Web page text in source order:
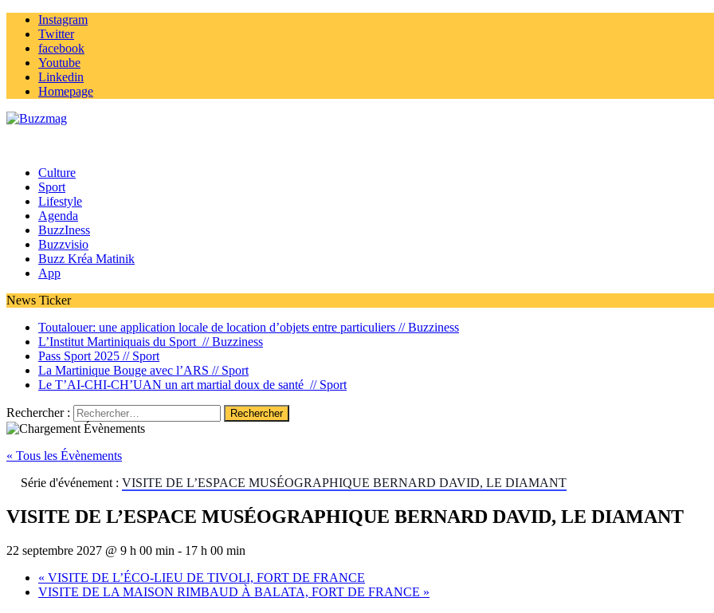
Instagram
Twitter
facebook
Youtube
Linkedin
Homepage
Culture
Sport
Lifestyle
Agenda
BuzzIness
Buzzvisio
Buzz Kréa Matinik
App
News Ticker
Toutalouer: une application locale de location d’objets entre particuliers //Buzziness
L’Institut Martiniquais du Sport //Buzziness
Pass Sport 2025 // Sport
La Martinique Bouge avec l’ARS // Sport
Le T’AI-CHI-CH’UAN un art martial doux de santé // Sport
Rechercher :
« Tous les Évènements
Série d'événement : VISITE DE L’ESPACE MUSÉOGRAPHIQUE BERNARD DAVID, LE DIAMANT
VISITE DE L’ESPACE MUSÉOGRAPHIQUE BERNARD DAVID, LE DIAMANT
22 septembre 2027 @ 9 h 00 min - 17 h 00 min
« VISITE DE L’ÉCO-LIEU DE TIVOLI, FORT DE FRANCE
VISITE DE LA MAISON RIMBAUD À BALATA, FORT DE FRANCE »